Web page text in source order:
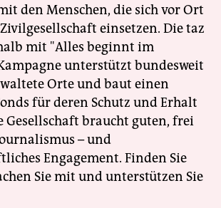
den Menschen, die sich vor Ort
einsetzen. Die taz
mit "Alles beginnt im
unterstützt bundesweit
Orte und baut einen
für deren Schutz und Erhalt
Gesellschaft braucht guten, frei
– und
Engagement. Finden Sie
Sie mit und unterstützen Sie